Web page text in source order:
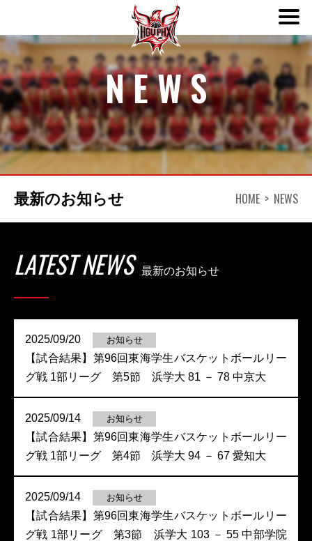
ABOUT
TEAM
SCHEDULE
NEWS
NEWS
最新のお知らせ HOME NEWS
LATEST NEWS 最新のお知らせ
2025/09/20 お知らせ
【試合結果】第96回東海学生バスケットボールリー
グ戦 1部リーグ 第5節 浜学大 81 － 78 中京大
2025/09/14 お知らせ
【試合結果】第96回東海学生バスケットボールリー
グ戦 1部リーグ 第4節 浜学大 94 － 67 愛知大
2025/09/14 お知らせ
【試合結果】第96回東海学生バスケットボールリー
グ戦 1部リーグ 第3節 浜学大 103 － 55 中部学院